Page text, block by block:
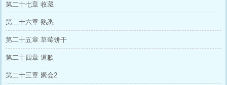
第二十七章 收藏
第二十六章 熟悉
第二十五章 草莓饼干
第二十四章 道歉
第二十三章 聚会2